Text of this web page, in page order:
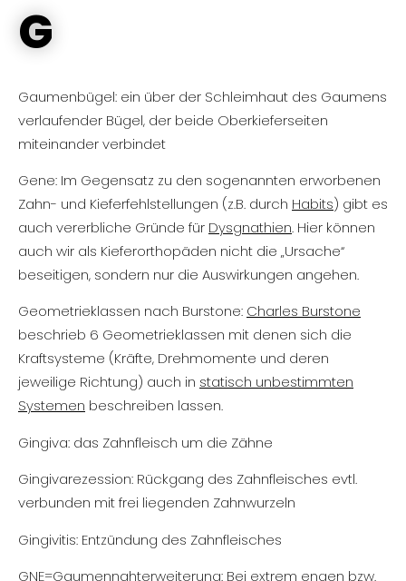
G
Gaumenbügel: ein über der Schleimhaut des Gaumens
verlaufender Bügel, der beide Oberkieferseiten
miteinander verbindet
Gene: Im Gegensatz zu den sogenannten erworbenen
Zahn- und Kieferfehlstellungen (z.B. durch Habits) gibt es
auch vererbliche Gründe für Dysgnathien. Hier können
auch wir als Kieferorthopäden nicht die „Ursache“
beseitigen, sondern nur die Auswirkungen angehen.
Geometrieklassen nach Burstone: Charles Burstone
beschrieb 6 Geometrieklassen mit denen sich die
Kraftsysteme (Kräfte, Drehmomente und deren
jeweilige Richtung) auch in statisch unbestimmten
Systemen beschreiben lassen.
Gingiva: das Zahnfleisch um die Zähne
Gingivarezession: Rückgang des Zahnfleisches evtl.
verbunden mit frei liegenden Zahnwurzeln
Gingivitis: Entzündung des Zahnfleisches
GNE=Gaumennahterweiterung: Bei extrem engen bzw.